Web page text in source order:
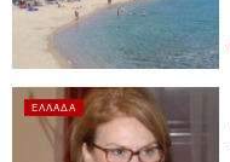
ΕΛΛΆΔΑ